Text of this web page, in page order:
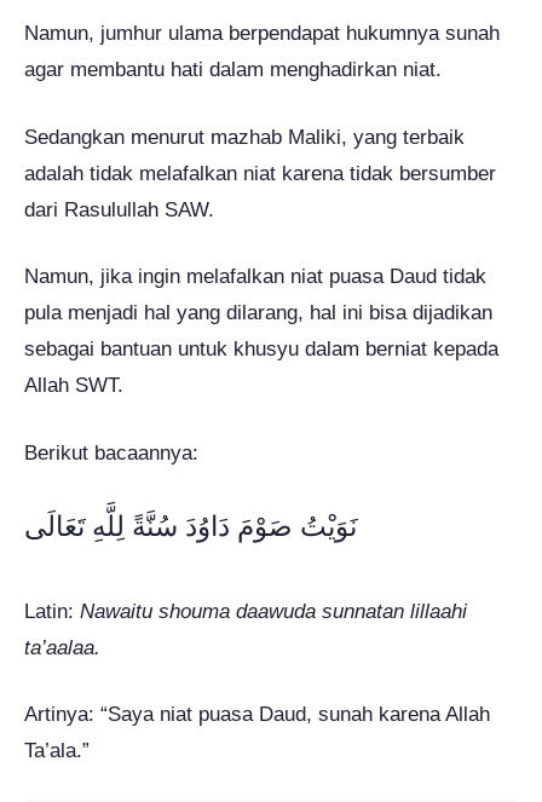
Namun, jumhur ulama berpendapat hukumnya sunah
agar membantu hati dalam menghadirkan niat.
Sedangkan menurut mazhab Maliki, yang terbaik
adalah tidak melafalkan niat karena tidak bersumber
dari Rasulullah SAW.
Namun, jika ingin melafalkan niat puasa Daud tidak
pula menjadi hal yang dilarang, hal ini bisa dijadikan
sebagai bantuan untuk khusyu dalam berniat kepada
Allah SWT.
Berikut bacaannya:
نَوَيْتُ صَوْمَ دَاوُدَ سُنَّةً لِلَّهِ تَعَالَى
Latin: Nawaitu shouma daawuda sunnatan lillaahi
ta’aalaa.
Artinya: “Saya niat puasa Daud, sunah karena Allah
Ta’ala.”